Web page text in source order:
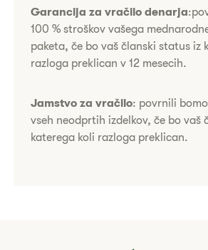
Garancija za vračilo denarja
100 % stroškov vašega
paketa, če bo vaš članski status iz
razloga preklican v 12 mesecih.
Jamstvo za vračilo: povrnili
vseh neodprtih izdelkov, če bo vaš
katerega koli razloga preklican.